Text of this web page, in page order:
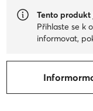
Tento produkt
Přihlaste se k
informovat,